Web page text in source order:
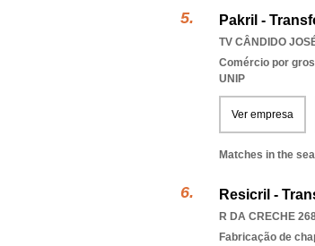
Pakril -
TV CÂNDIDO
Comércio por
UNIP
Ver empresa
Matches in the
Resicril -
R DA CRECHE
Fabricação de